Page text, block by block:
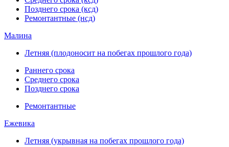
Позднего срока (ксд)
Ремонтантные (нсд)
Малина
Летняя (плодоносит на побегах прошлого года)
Раннего срока
Среднего срока
Позднего срока
Ремонтантные
Ежевика
Летняя (укрывная на побегах прошлого года)